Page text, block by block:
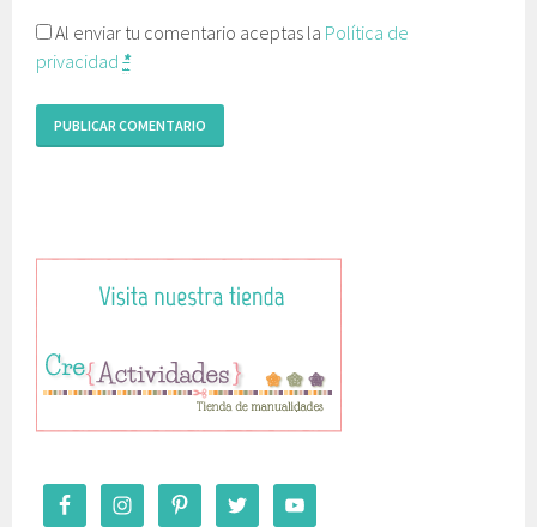
Al enviar tu comentario aceptas la Política de
privacidad *